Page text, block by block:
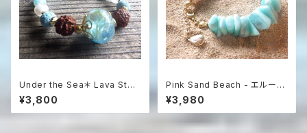
Under the Sea＊ Lava Ston
e Diffuser Bracelet 暗闇で
光る浅瀬の海アロマブレスレッ
ト
¥3,800
Pink Sand Beach - エルーセ
ラ島の贈り物 アマゾナイト＆シ
ェルブレスレット
¥3,980